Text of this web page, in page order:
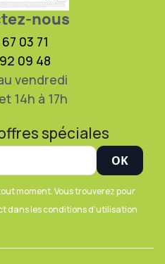
nous
03 71
09 48
vendredi
14h à 17h
spéciales
moment. Vous trouverez pour
dans les conditions d'utilisation